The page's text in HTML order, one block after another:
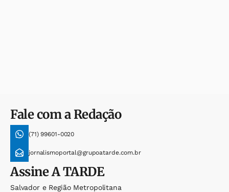
Fale com a Redação
(71) 99601-0020
jornalismoportal@grupoatarde.com.br
AssineA TARDE
Salvador e Região Metropolitana